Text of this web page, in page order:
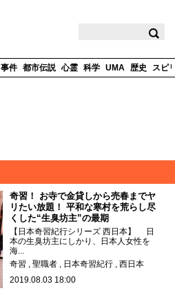
事件 都市伝説 心霊 科学 UMA 歴史 スピ
奇習！ お寺で金貸しから売春までヤ
リたい放題！ 平和な寒村を荒らし尽
くした“生臭坊主”の最期
【日本奇習紀行シリーズ 西日本】 日
本の生臭坊主にしかり、日本人女性を
海...
奇習
聖職者 日本奇習紀行
西日本
2019.08.03 18:00